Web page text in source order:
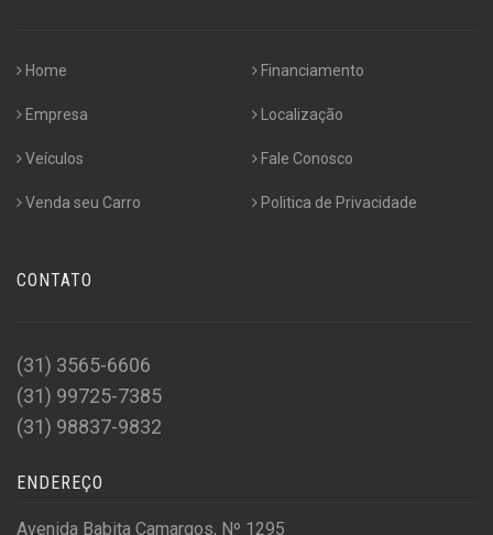
Home
Empresa
Veículos
Venda seu Carro
Financiamento
Localização
Fale Conosco
Politica de Privacidade
CONTATO
(31) 3565-6606
(31) 99725-7385
(31) 98837-9832
ENDEREÇO
Avenida Babita Camargos, Nº 1295